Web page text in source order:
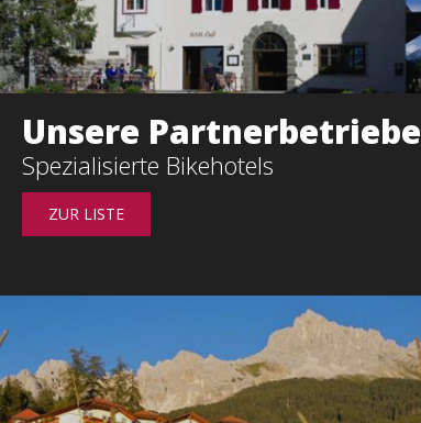
s
Unsere Partnerbetriebe
Spezialisierte Bikehotels
ZUR LISTE